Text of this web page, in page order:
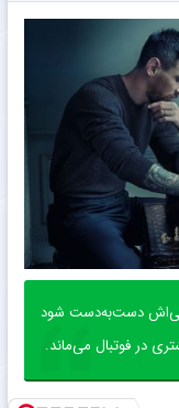
دست‌به‌دست شود
در فوتبال می‌ماند.